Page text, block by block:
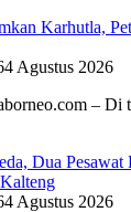
Karhutla,
4 Agustus 2026
– Di
Dua
4 Agustus 2026